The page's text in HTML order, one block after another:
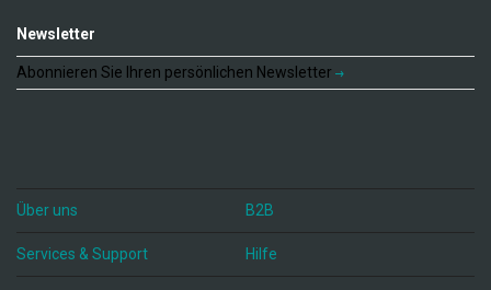
Newsletter
Abonnieren Sie Ihren persönlichen Newsletter
Über uns B2B
Services & Support Hilfe